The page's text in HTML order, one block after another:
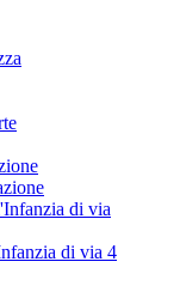
di via
di via 4